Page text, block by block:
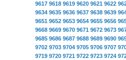
9617 9618 9619 9620 9621 9622
9634 9635 9636 9637 9638 9639
9651 9652 9653 9654 9655 9656
9668 9669 9670 9671 9672 9673
9685 9686 9687 9688 9689 9690
9702 9703 9704 9705 9706 9707
9719 9720 9721 9722 9723 9724